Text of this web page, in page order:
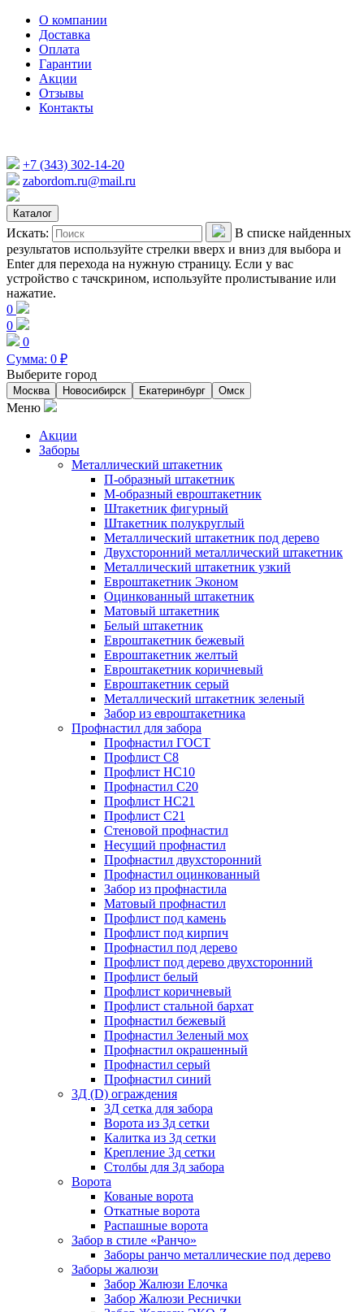
О компании
Доставка
Оплата
Гарантии
Акции
Отзывы
Контакты
+7 (343) 302-14-20
zabordom.ru@mail.ru
Каталог
Искать:
В списке найденных
результатов используйте стрелки вверх и вниз для выбора и
Enter для перехода на нужную страницу. Если у вас
устройство с тачскрином, используйте пролистывание или
нажатие.
0
0
0
Сумма: 0 ₽
Выберите город
Москва Новосибирск Екатеринбург Омск
Меню
Акции
Заборы
Металлический штакетник
П-образный штакетник
М-образный евроштакетник
Штакетник фигурный
Штакетник полукруглый
Металлический штакетник под дерево
Двухсторонний металлический штакетник
Металлический штакетник узкий
Евроштакетник Эконом
Оцинкованный штакетник
Матовый штакетник
Белый штакетник
Евроштакетник бежевый
Евроштакетник желтый
Евроштакетник коричневый
Евроштакетник серый
Металлический штакетник зеленый
Забор из евроштакетника
Профнастил для забора
Профнастил ГОСТ
Профлист С8
Профлист НС10
Профнастил С20
Профлист НС21
Профлист С21
Стеновой профнастил
Несущий профнастил
Профнастил двухсторонний
Профнастил оцинкованный
Забор из профнастила
Матовый профнастил
Профлист под камень
Профлист под кирпич
Профнастил под дерево
Профлист под дерево двухсторонний
Профлист белый
Профлист коричневый
Профлист стальной бархат
Профнастил бежевый
Профнастил Зеленый мох
Профнастил окрашенный
Профнастил серый
Профнастил синий
3Д (D) ограждения
3Д сетка для забора
Ворота из 3д сетки
Калитка из 3д сетки
Крепление 3д сетки
Столбы для 3д забора
Ворота
Кованые ворота
Откатные ворота
Распашные ворота
Забор в стиле «Ранчо»
Заборы ранчо металлические под дерево
Заборы жалюзи
Забор Жалюзи Елочка
Забор Жалюзи Реснички